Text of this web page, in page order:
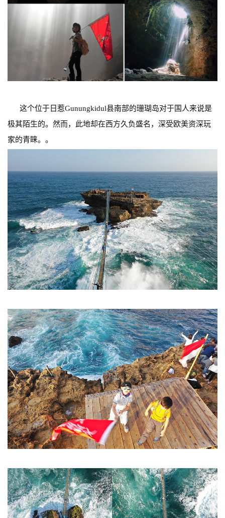
这个位于日惹Gunungkidul县南部的珊瑚岛对于国人来说是
极其陌生的。然而，此地却在西方久负盛名，深受欧美资深玩
家的青睐。。